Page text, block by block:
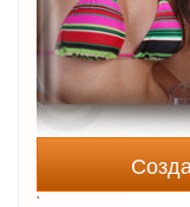
`